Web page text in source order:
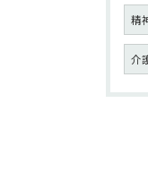
精
介